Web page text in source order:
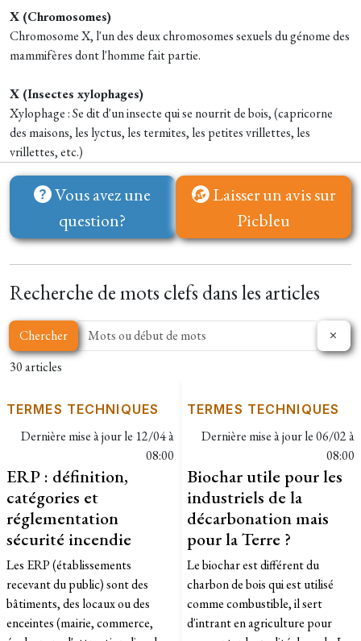
X (Chromosomes)
Chromosome X, l'un des deux chromosomes sexuels du génome des
mammifères dont l'homme fait partie.
X (Insectes xylophages)
Xylophage : Se dit d'un insecte qui se nourrit de bois, (capricorne
des maisons, les lyctus, les termites, les petites vrillettes, les
vrillettes, etc.)
Vous avez une
question?
Laisser un avis sur
Picbleu
Recherche de mots clefs dans les articles
Chercher
30 articles
TERMES TECHNIQUES
Dernière mise à jour le 12/04 à
08:00
ERP : définition,
catégories et
réglementation
sécurité incendie
Les ERP (établissements
recevant du public) sont des
bâtiments, des locaux ou des
enceintes (mairie, commerce,
TERMES TECHNIQUES
Dernière mise à jour le06/02 à
08:00
Biochar utile pour les
industriels de la
décarbonation mais
pour la Terre ?
Le biochar est différent du
charbon de bois qui est utilisé
comme combustible, il sert
d'intrant en agriculture pour